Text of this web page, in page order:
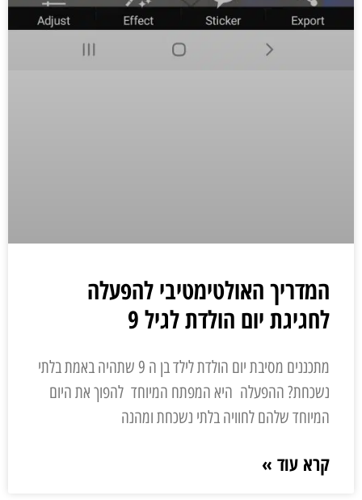
המדריך האולטימטיבי להפעלה
לחגיגת יום הולדת לגיל 9
מתכננים מסיבת יום הולדת לילד בן ה 9 שתהיה באמת בלתי
נשכחת? ההפעלה היא המפתח המיוחד להפוך את היום
המיוחד שלהם לחוויה בלתי נשכחת ומהנה
קרא עוד »